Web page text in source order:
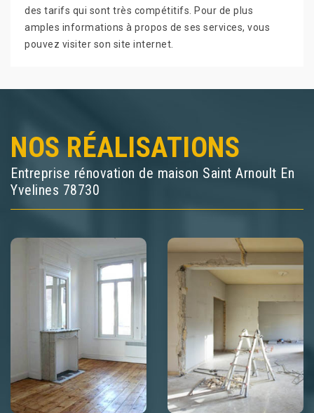
des tarifs qui sont très compétitifs. Pour de plus
amples informations à propos de ses services, vous
pouvez visiter son site internet.
NOS RÉALISATIONS
Entreprise rénovation de maison Saint Arnoult En
Yvelines 78730